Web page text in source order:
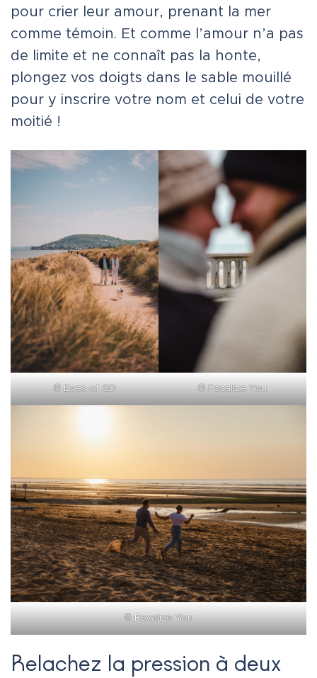
pour crier leur amour, prenant la mer
comme témoin. Et comme l’amour n’a pas
de limite et ne connaît pas la honte,
plongez vos doigts dans le sable mouillé
pour y inscrire votre nom et celui de votre
moitié !
©Eyes of GD © Focalize You
© Focalize You
Relachez la pression à deux